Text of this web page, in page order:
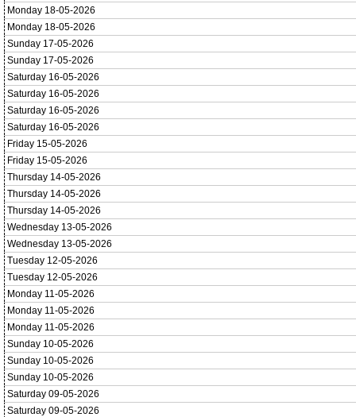
Monday 18-05-2026
Monday 18-05-2026
Sunday 17-05-2026
Sunday 17-05-2026
Saturday 16-05-2026
Saturday 16-05-2026
Saturday 16-05-2026
Saturday 16-05-2026
Friday 15-05-2026
Friday 15-05-2026
Thursday 14-05-2026
Thursday 14-05-2026
Thursday 14-05-2026
Wednesday 13-05-2026
Wednesday 13-05-2026
Tuesday 12-05-2026
Tuesday 12-05-2026
Monday 11-05-2026
Monday 11-05-2026
Monday 11-05-2026
Sunday 10-05-2026
Sunday 10-05-2026
Sunday 10-05-2026
Saturday 09-05-2026
Saturday 09-05-2026